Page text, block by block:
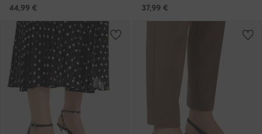
44,99 €
37,99 €